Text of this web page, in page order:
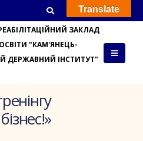
ЗАКЛАД
"КАМ'ЯНЕЦЬ-
ДЕРЖАВНИЙ ІНСТИТУТ"
Translate